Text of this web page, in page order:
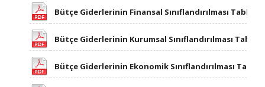
Bütçe Giderlerinin Finansal Sınıflandırılması Tablosu
Bütçe Giderlerinin Kurumsal Sınıflandırılması
​ Bütçe Giderlerinin Ekonomik Sınıflandırılması